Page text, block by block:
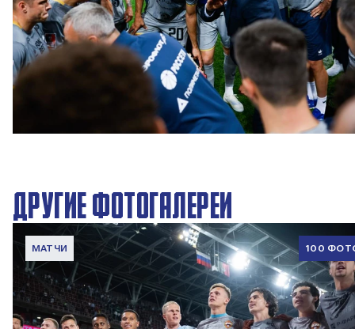
Вокруг матча | Локомотив – ПФК ЦСКА
ДРУГИЕ ФОТОГАЛЕРЕИ
МАТЧИ 100